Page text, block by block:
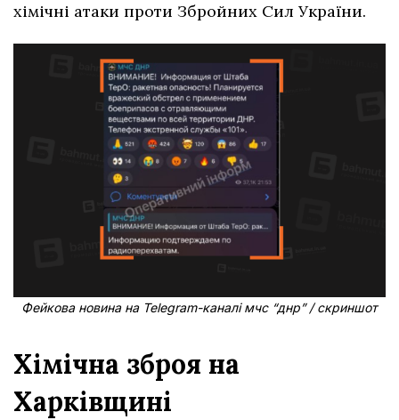
хімічні атаки проти Збройних Сил України.
Фейкова новина на Telegram-каналі мчс “днр” / скриншот
Хімічна зброя на
Харківщині